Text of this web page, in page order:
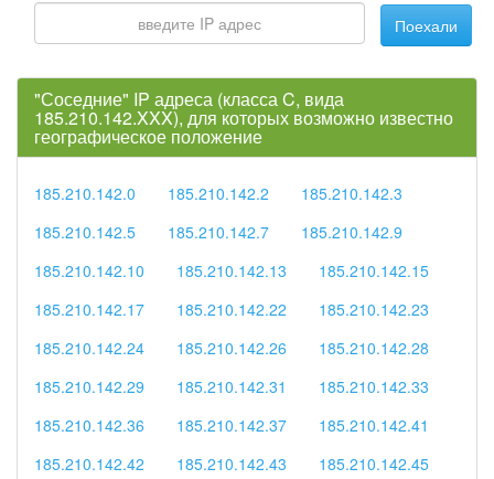
Поехали
"Соседние" IP адреса (класса C, вида
185.210.142.XXX), для которых возможно известно
географическое положение
185.210.142.0 185.210.142.2
185.210.142.3
185.210.142.5
185.210.142.7
185.210.142.9
185.210.142.10
185.210.142.13
185.210.142.15
185.210.142.17
185.210.142.22
185.210.142.23
185.210.142.24
185.210.142.26
185.210.142.28
185.210.142.29
185.210.142.31
185.210.142.33
185.210.142.36
185.210.142.37
185.210.142.41
185.210.142.42
185.210.142.43
185.210.142.45